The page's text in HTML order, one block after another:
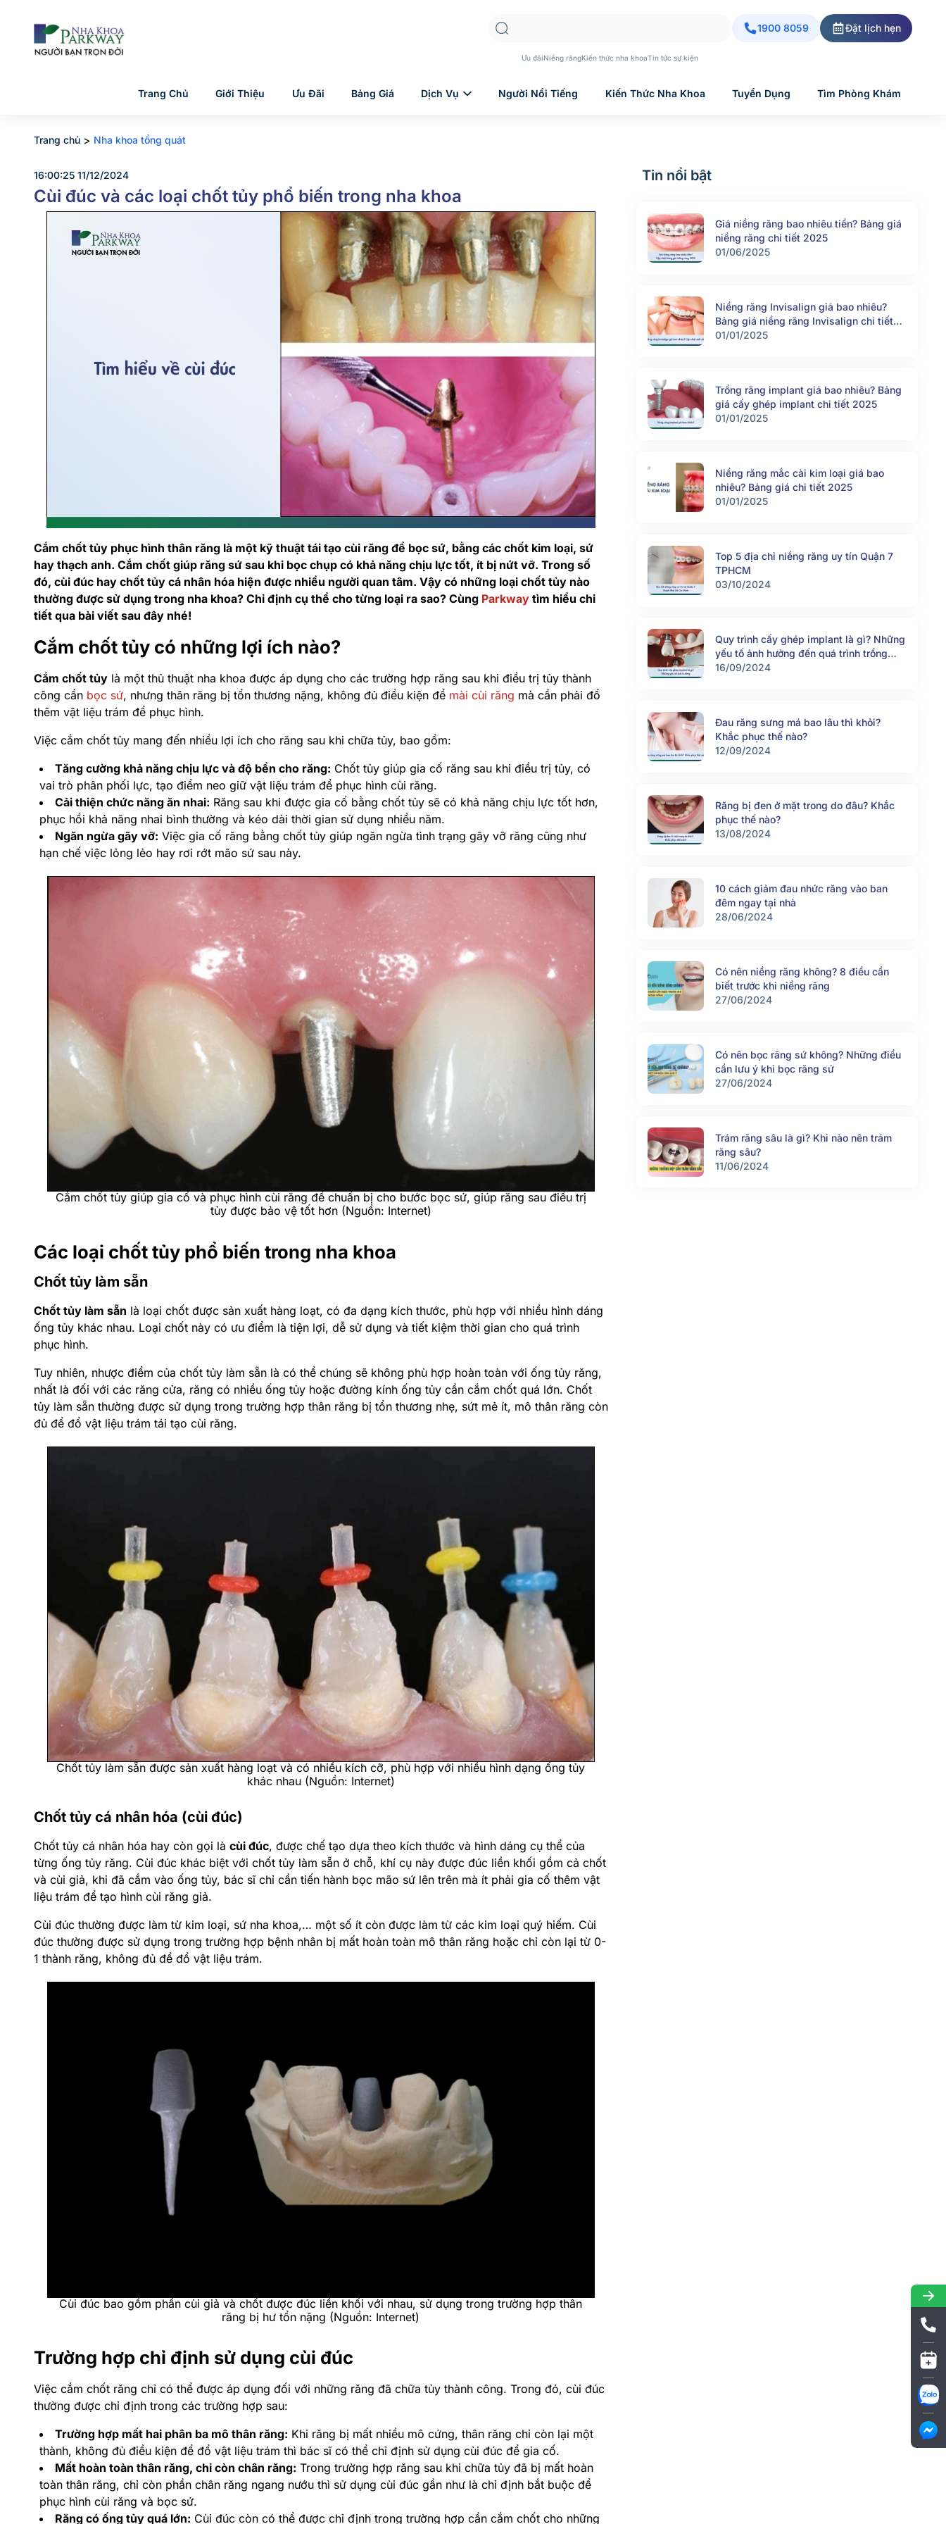
Ưu đãiNiềng răngKiến thức nha khoaTin tức sự kiện
1900 8059 Đặt lịch hẹn
Trang Chủ Giới Thiệu Ưu Đãi Bảng Giá Dịch Vụ Người Nổi Tiếng Kiến Thức Nha Khoa Tuyển Dụng Tìm Phòng Khám
Trang chủ > Nha khoa tổng quát
16:00:25 11/12/2024
Cùi đúc và các loại chốt tủy phổ biến trong nha khoa
Cắm chốt tủy phục hình thân răng là một kỹ thuật tái tạo cùi răng để bọc sứ, bằng các chốt kim loại, sứ
hay thạch anh. Cắm chốt giúp răng sứ sau khi bọc chụp có khả năng chịu lực tốt, ít bị nứt vỡ. Trong số
đó, cùi đúc hay chốt tủy cá nhân hóa hiện được nhiều người quan tâm. Vậy có những loại chốt tủy nào
thường được sử dụng trong nha khoa? Chỉ định cụ thể cho từng loại ra sao? Cùng Parkway tìm hiểu chi
tiết qua bài viết sau đây nhé!
Cắm chốt tủy có những lợi ích nào?
Cắm chốt tủy là một thủ thuật nha khoa được áp dụng cho các trường hợp răng sau khi điều trị tủy thành
công cần bọc sứ, nhưng thân răng bị tổn thương nặng, không đủ điều kiện để mài cùi răng mà cần phải đổ
thêm vật liệu trám để phục hình.
Việc cắm chốt tủy mang đến nhiều lợi ích cho răng sau khi chữa tủy, bao gồm:
Tăng cường khả năng chịu lực và độ bền cho răng: Chốt tủy giúp gia cố răng sau khi điều trị tủy, có
vai trò phân phối lực, tạo điểm neo giữ vật liệu trám để phục hình cùi răng.
Cải thiện chức năng ăn nhai: Răng sau khi được gia cố bằng chốt tủy sẽ có khả năng chịu lực tốt hơn,
phục hồi khả năng nhai bình thường và kéo dài thời gian sử dụng nhiều năm.
Ngăn ngừa gãy vỡ: Việc gia cố răng bằng chốt tủy giúp ngăn ngừa tình trạng gãy vỡ răng cũng như
hạn chế việc lỏng lẻo hay rơi rớt mão sứ sau này.
Cắm chốt tủy giúp gia cố và phục hình cùi răng để chuẩn bị cho bước bọc sứ, giúp răng sau điều trị
tủy được bảo vệ tốt hơn (Nguồn: Internet)
Các loại chốt tủy phổ biến trong nha khoa
Chốt tủy làm sẵn
Chốt tủy làm sẵn là loại chốt được sản xuất hàng loạt, có đa dạng kích thước, phù hợp với nhiều hình dáng
ống tủy khác nhau. Loại chốt này có ưu điểm là tiện lợi, dễ sử dụng và tiết kiệm thời gian cho quá trình
phục hình.
Tuy nhiên, nhược điểm của chốt tủy làm sẵn là có thể chúng sẽ không phù hợp hoàn toàn với ống tủy răng,
nhất là đối với các răng cửa, răng có nhiều ống tủy hoặc đường kính ống tủy cần cắm chốt quá lớn. Chốt
tủy làm sẵn thường được sử dụng trong trường hợp thân răng bị tổn thương nhẹ, sứt mẻ ít, mô thân răng còn
đủ để đổ vật liệu trám tái tạo cùi răng.
Chốt tủy làm sẵn được sản xuất hàng loạt và có nhiều kích cỡ, phù hợp với nhiều hình dạng ống tủy
khác nhau (Nguồn: Internet)
Chốt tủy cá nhân hóa (cùi đúc)
Chốt tủy cá nhân hóa hay còn gọi là cùi đúc, được chế tạo dựa theo kích thước và hình dáng cụ thể của
từng ống tủy răng. Cùi đúc khác biệt với chốt tủy làm sẵn ở chỗ, khí cụ này được đúc liền khối gồm cả chốt
và cùi giả, khi đã cắm vào ống tủy, bác sĩ chỉ cần tiến hành bọc mão sứ lên trên mà ít phải gia cố thêm vật
liệu trám để tạo hình cùi răng giả.
Cùi đúc thường được làm từ kim loại, sứ nha khoa,… một số ít còn được làm từ các kim loại quý hiếm. Cùi
đúc thường được sử dụng trong trường hợp bệnh nhân bị mất hoàn toàn mô thân răng hoặc chỉ còn lại từ 0-
1 thành răng, không đủ để đổ vật liệu trám.
Cùi đúc bao gồm phần cùi giả và chốt được đúc liền khối với nhau, sử dụng trong trường hợp thân
răng bị hư tổn nặng (Nguồn: Internet)
Trường hợp chỉ định sử dụng cùi đúc
Việc cắm chốt răng chỉ có thể được áp dụng đối với những răng đã chữa tủy thành công. Trong đó, cùi đúc
thường được chỉ định trong các trường hợp sau:
Trường hợp mất hai phân ba mô thân răng: Khi răng bị mất nhiều mô cứng, thân răng chỉ còn lại một
thành, không đủ điều kiện để đổ vật liệu trám thì bác sĩ có thể chỉ định sử dụng cùi đúc để gia cố.
Mất hoàn toàn thân răng, chỉ còn chân răng: Trong trường hợp răng sau khi chữa tủy đã bị mất hoàn
toàn thân răng, chỉ còn phần chân răng ngang nướu thì sử dụng cùi đúc gần như là chỉ định bắt buộc để
phục hình cùi răng và bọc sứ.
Răng có ống tủy quá lớn: Cùi đúc còn có thể được chỉ định trong trường hợp cần cắm chốt cho những
Tin nổi bật
Giá niềng răng bao nhiêu tiền? Bảng giá
niềng răng chi tiết 2025
01/06/2025
Niềng răng Invisalign giá bao nhiêu?
Bảng giá niềng răng Invisalign chi tiết
2025
01/01/2025
Trồng răng implant giá bao nhiêu? Bảng
giá cấy ghép implant chi tiết 2025
01/01/2025
Niềng răng mắc cài kim loại giá bao
nhiêu? Bảng giá chi tiết 2025
01/01/2025
Top 5 địa chỉ niềng răng uy tín Quận 7
TPHCM
03/10/2024
Quy trình cấy ghép implant là gì? Những
yếu tố ảnh hưởng đến quá trình trồng
răng implant
16/09/2024
Đau răng sưng má bao lâu thì khỏi?
Khắc phục thế nào?
12/09/2024
Răng bị đen ở mặt trong do đâu? Khắc
phục thế nào?
13/08/2024
10 cách giảm đau nhức răng vào ban
đêm ngay tại nhà
28/06/2024
Có nên niềng răng không? 8 điều cần
biết trước khi niềng răng
27/06/2024
Có nên bọc răng sứ không? Những điều
cần lưu ý khi bọc răng sứ
27/06/2024
Trám răng sâu là gì? Khi nào nên trám
răng sâu?
11/06/2024